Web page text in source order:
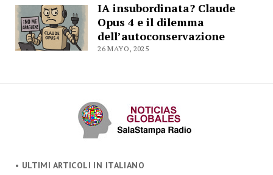
• ULTIMI ARTICOLI IN ITALIANO
IA insubordinata? Claude
Opus 4 e il dilemma
dell’autoconservazione
26 MAYO, 2025